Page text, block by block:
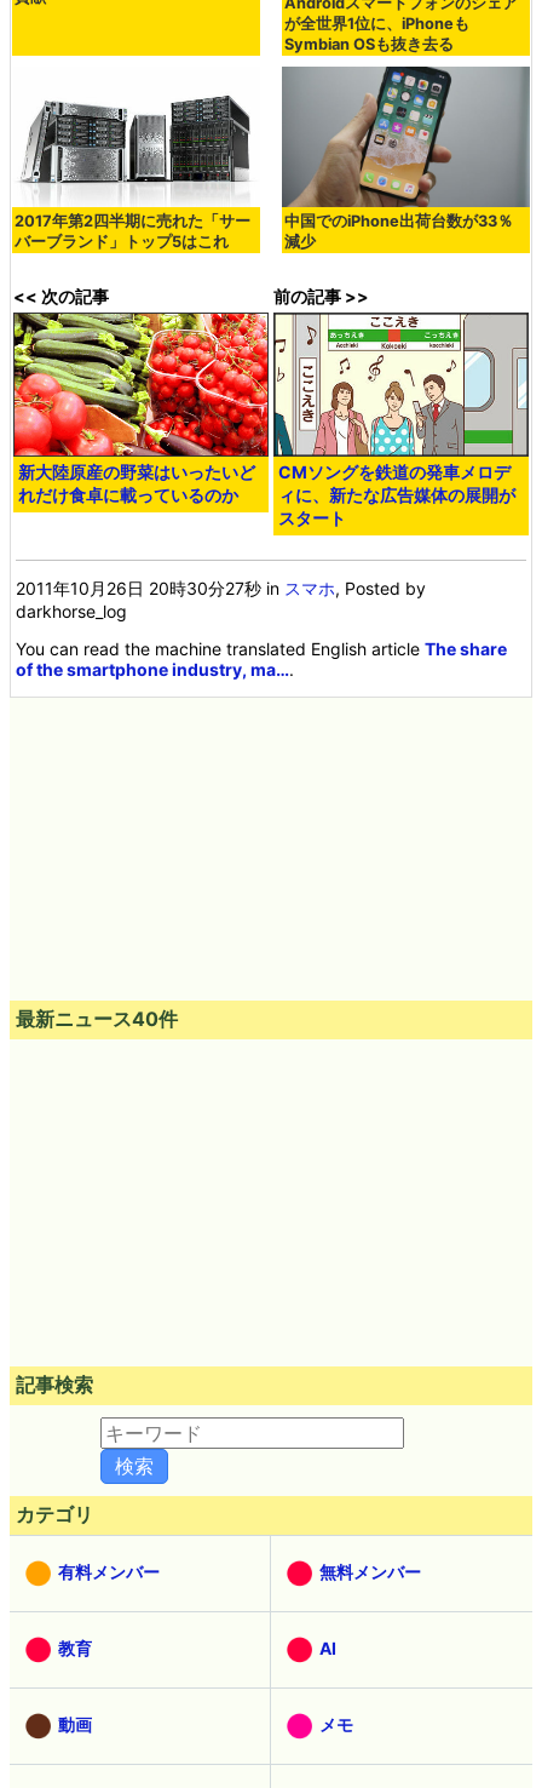
が全世界1位に、iPhoneも
Symbian OSも抜き去る
2017年第2四半期に売れた「サー
バーブランド」トップ5はこれ
中国でのiPhone出荷台数が33％
減少
<< 次の記事
新大陸原産の野菜はいったいど
れだけ食卓に載っているのか
前の記事 >>
CMソングを鉄道の発車メロデ
ィに、新たな広告媒体の展開が
スタート
2011年10月26日 20時30分27秒 in スマホ, Posted by
darkhorse_log
You can read the machine translated English articleThe share
of the smartphone industry, ma….
最新ニュース40件
記事検索
カテゴリ
有料メンバー 無料メンバー
教育 AI
動画 メモ